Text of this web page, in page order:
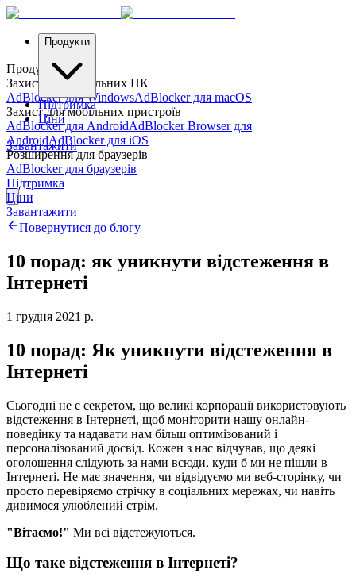
Продукти
Підтримка
Ціни
Завантажити
Продукти
Захист для настільних ПК
AdBlocker для WindowsAdBlocker для macOS
Захист для мобільних пристроїв
AdBlocker для AndroidAdBlocker Browser для
AndroidAdBlocker для iOS
Розширення для браузерів
AdBlocker для браузерів
Підтримка
Ціни
Завантажити
Повернутися до блогу
10 порад: як уникнути відстеження в
Інтернеті
1 грудня 2021 р.
10 порад: Як уникнути відстеження в
Інтернеті
Сьогодні не є секретом, що великі корпорації використовують
відстеження в Інтернеті, щоб моніторити нашу онлайн-
поведінку та надавати нам більш оптимізований і
персоналізований досвід. Кожен з нас відчував, що деякі
оголошення слідують за нами всюди, куди б ми не пішли в
Інтернеті. Не має значення, чи відвідуємо ми веб-сторінку, чи
просто перевіряємо стрічку в соціальних мережах, чи навіть
дивимося улюблений стрім.
"Вітаємо!" Ми всі відстежуються.
Що таке відстеження в Інтернеті?